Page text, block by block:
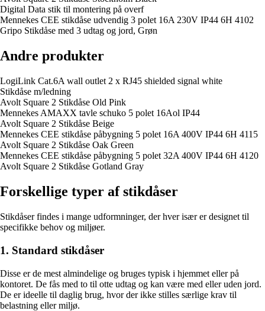
Digital Data stik til montering på overf
Mennekes CEE stikdåse udvendig 3 polet 16A 230V IP44 6H 4102
Gripo Stikdåse med 3 udtag og jord, Grøn
Andre produkter
LogiLink Cat.6A wall outlet 2 x RJ45 shielded signal white
Stikdåse m/ledning
Avolt Square 2 Stikdåse Old Pink
Mennekes AMAXX tavle schuko 5 polet 16Aol IP44
Avolt Square 2 Stikdåse Beige
Mennekes CEE stikdåse påbygning 5 polet 16A 400V IP44 6H 4115
Avolt Square 2 Stikdåse Oak Green
Mennekes CEE stikdåse påbygning 5 polet 32A 400V IP44 6H 4120
Avolt Square 2 Stikdåse Gotland Gray
Forskellige typer af stikdåser
Stikdåser findes i mange udformninger, der hver især er designet til
specifikke behov og miljøer.
1. Standard stikdåser
Disse er de mest almindelige og bruges typisk i hjemmet eller på
kontoret. De fås med to til otte udtag og kan være med eller uden jord.
De er ideelle til daglig brug, hvor der ikke stilles særlige krav til
belastning eller miljø.